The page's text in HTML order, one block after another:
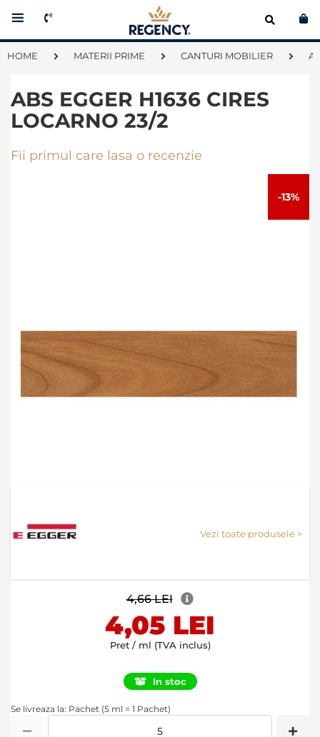
HOME MATERII PRIME CANTURI MOBILIER
beginning
images
-13%
Vezi toate produsele >
ABS EGGER H1636 CIRES
LOCARNO 23/2
Fii primul care lasa o recenzie
4,66 LEI
4,05 LEI
Pret / ml (TVA inclus)
In stoc
Se livreaza la: Pachet (5 ml = 1 Pachet)